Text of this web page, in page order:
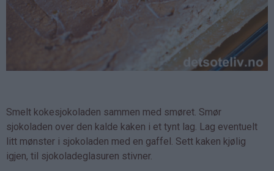
Smelt kokesjokoladen sammen med smøret. Smør
sjokoladen over den kalde kaken i et tynt lag. Lag eventuelt
litt mønster i sjokoladen med en gaffel. Sett kaken kjølig
igjen, til sjokoladeglasuren stivner.